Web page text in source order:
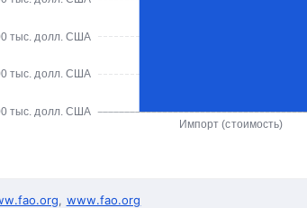
тыс. долл. США
тыс. долл. США
тыс. долл. США
Импорт (стоимость)
, www.fao.org